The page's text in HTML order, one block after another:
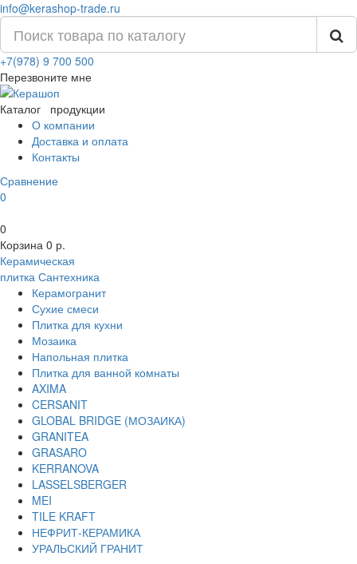
info@kerashop-trade.ru
+7(978) 9 700 500
Перезвоните мне
Каталог
продукции
О компании
Доставка и оплата
Контакты
Сравнение
0
0
Корзина 0 р.
Керамическая
плитка Сантехника
Керамогранит
Сухие смеси
Плитка для кухни
Мозаика
Напольная плитка
Плитка для ванной комнаты
AXIMA
CERSANIT
GLOBAL BRIDGE (МОЗАИКА)
GRANITEA
GRASARO
KERRANOVA
LASSELSBERGER
MEI
TILE KRAFT
НЕФРИТ-КЕРАМИКА
УРАЛЬСКИЙ ГРАНИТ